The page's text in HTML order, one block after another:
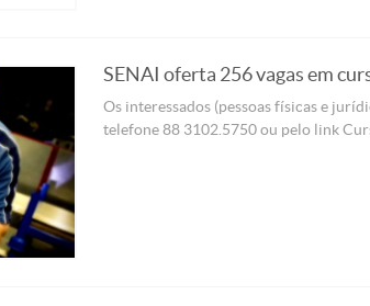
SENAI oferta 256 vagas em
Os interessados (pessoas físicas e
telefone 88 3102.5750 ou pelo link